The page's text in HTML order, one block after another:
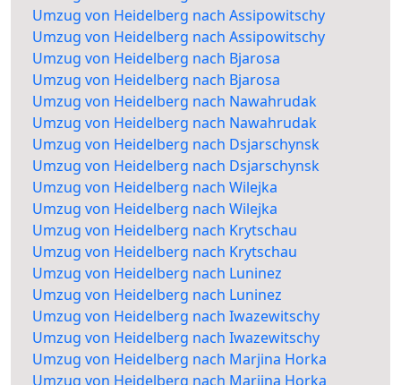
Umzug von Heidelberg nach Assipowitschy
Umzug von Heidelberg nach Assipowitschy
Umzug von Heidelberg nach Bjarosa
Umzug von Heidelberg nach Bjarosa
Umzug von Heidelberg nach Nawahrudak
Umzug von Heidelberg nach Nawahrudak
Umzug von Heidelberg nach Dsjarschynsk
Umzug von Heidelberg nach Dsjarschynsk
Umzug von Heidelberg nach Wilejka
Umzug von Heidelberg nach Wilejka
Umzug von Heidelberg nach Krytschau
Umzug von Heidelberg nach Krytschau
Umzug von Heidelberg nach Luninez
Umzug von Heidelberg nach Luninez
Umzug von Heidelberg nach Iwazewitschy
Umzug von Heidelberg nach Iwazewitschy
Umzug von Heidelberg nach Marjina Horka
Umzug von Heidelberg nach Marjina Horka